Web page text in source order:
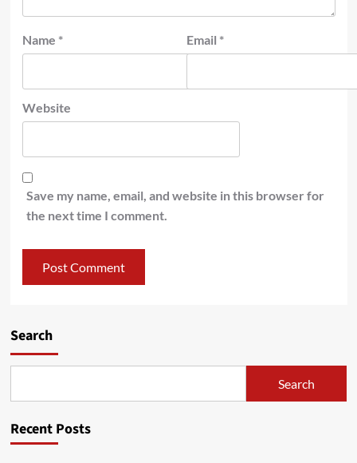
Name * Email *
Website
Save my name, email, and website in this browser for
the next time I comment.
Search
Search
Recent Posts